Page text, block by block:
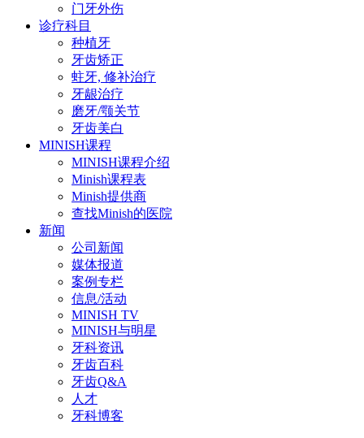
门牙外伤
诊疗科目
种植牙
牙齿矫正
蛀牙, 修补治疗
牙龈治疗
磨牙/颚关节
牙齿美白
MINISH课程
MINISH课程介绍
Minish课程表
Minish提供商
查找Minish的医院
新闻
公司新闻
媒体报道
案例专栏
信息/活动
MINISH TV
MINISH与明星
牙科资讯
牙齿百科
牙齿Q&A
人才
牙科博客